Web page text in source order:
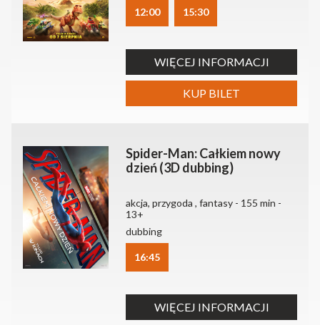
12:00 15:30
WIĘCEJ INFORMACJI
KUP BILET
Spider-Man: Całkiem nowy
dzień (3D dubbing)
akcja, przygoda , fantasy - 155 min -
13+
dubbing
16:45
WIĘCEJ INFORMACJI